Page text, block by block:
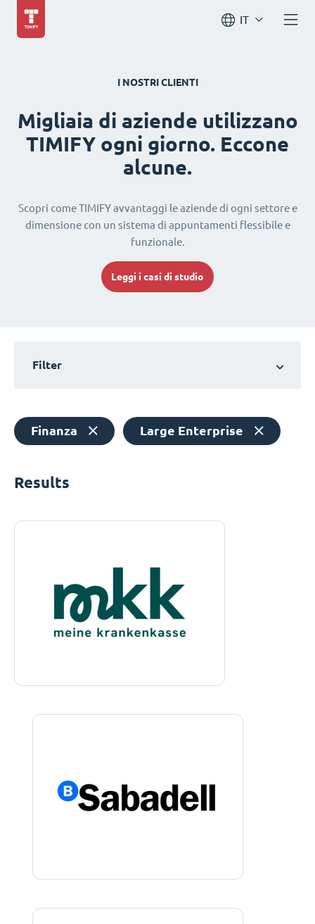
IT
I NOSTRI CLIENTI
Migliaia di aziende utilizzano
TIMIFY ogni giorno. Eccone
alcune.
Scopri come TIMIFY avvantaggi le aziende di ogni settore e
dimensione con un sistema di appuntamenti flessibile e
funzionale.
Leggi i casi di studio
Filter
Finanza Large Enterprise
Results